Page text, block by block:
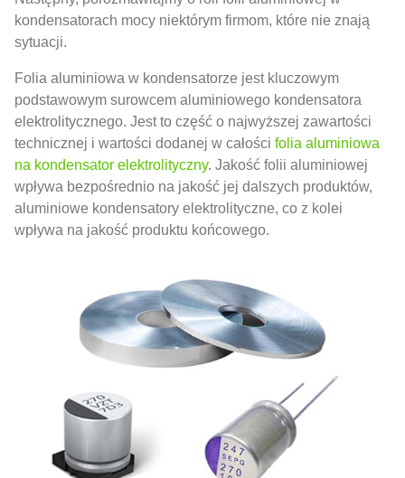
kondensatorach mocy niektórym firmom, które nie znają
sytuacji.
Folia aluminiowa w kondensatorze jest kluczowym
podstawowym surowcem aluminiowego kondensatora
elektrolitycznego. Jest to część o najwyższej zawartości
technicznej i wartości dodanej w całości folia aluminiowa
na kondensator elektrolityczny. Jakość folii aluminiowej
wpływa bezpośrednio na jakość jej dalszych produktów,
aluminiowe kondensatory elektrolityczne, co z kolei
wpływa na jakość produktu końcowego.